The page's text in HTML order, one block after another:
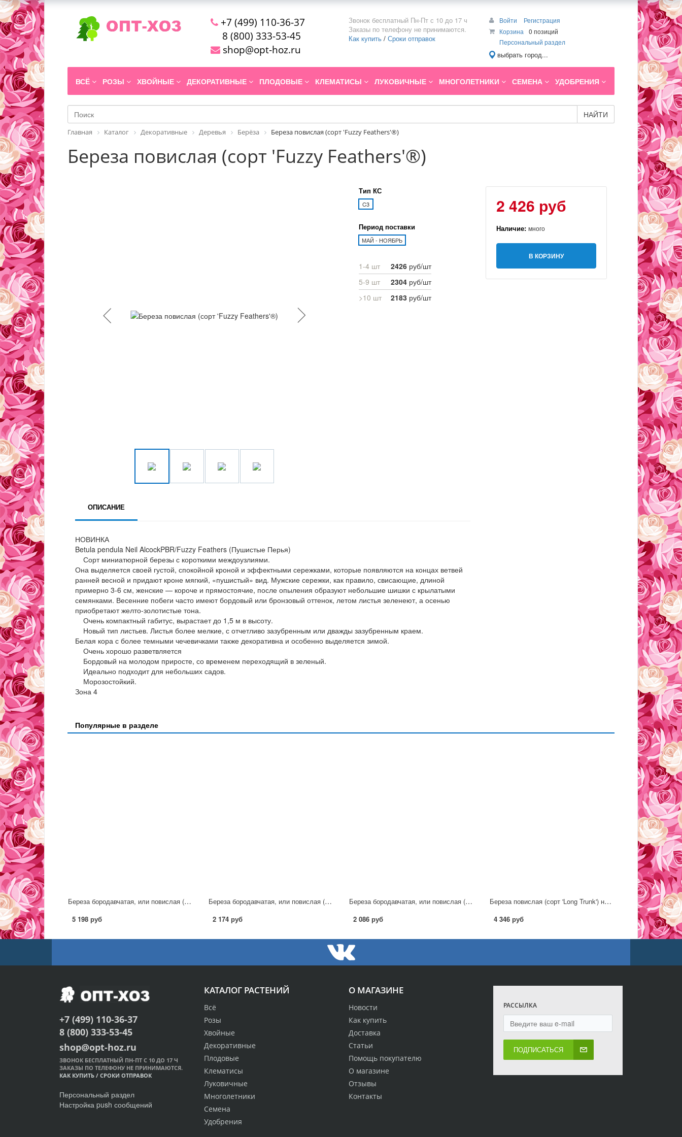
+7 (499) 110-36-37
8 (800) 333-53-45
shop@opt-hoz.ru
Звонок бесплатный Пн-Пт с 10 до 17 ч
Заказы по телефону не принимаются.
Как купить / Сроки отправок
Войти
Регистрация
Корзина
0 позиций
Персональный раздел
выбрать город...
ВСЁ РОЗЫ ХВОЙНЫЕ ДЕКОРАТИВНЫЕ ПЛОДОВЫЕ КЛЕМАТИСЫ ЛУКОВИЧНЫЕ МНОГОЛЕТНИКИ СЕМЕНА УДОБРЕНИЯ
НАЙТИ
Главная Каталог Декоративные Деревья Берёза Береза повислая (сорт 'Fuzzy Feathers'®)
Береза повислая (сорт 'Fuzzy Feathers'®)
Тип КС
C3
Период поставки
МАЙ - НОЯБРЬ
1-4 шт 2426 руб/шт
5-9 шт
2304 руб/шт
>10 шт
2183 руб/шт
2 426 руб
Наличие: много
В КОРЗИНУ
ОПИСАНИЕ
НОВИНКА
Betula pendula Neil AlcockPBR/Fuzzy Feathers (Пушистые Перья)
Сорт миниатюрной березы с короткими междоузлиями.
Она выделяется своей густой, спокойной кроной и эффектными сережками, которые появляются на концах ветвей
ранней весной и придают кроне мягкий, «пушистый» вид. Мужские сережки, как правило, свисающие, длиной
примерно 3-6 см, женские — короче и прямостоячие, после опыления образуют небольшие шишки с крылатыми
семянками. Весенние побеги часто имеют бордовый или бронзовый оттенок, летом листья зеленеют, а осенью
приобретают желто-золотистые тона.
Очень компактный габитус, вырастает до 1,5 м в высоту.
Новый тип листьев. Листья более мелкие, с отчетливо зазубренным или дважды зазубренным краем.
Белая кора с более темными чечевичками также декоративна и особенно выделяется зимой.
Очень хорошо разветвляется
Бордовый на молодом приросте, со временем переходящий в зеленый.
Идеально подходит для небольших садов.
Морозостойкий.
Зона 4
Популярные в разделе
Береза бородавчатая, или повислая (сорт 'Royal Frost') С7,5
5 198 руб
Береза бородавчатая, или повислая (сорт 'Laciniata')
2 174 руб
Береза бородавчатая, или повислая (сорт 'Youngii')
2 086 руб
Береза повислая (сорт 'Long Trunk') на штамбе 150-180
4 346 руб
О МАГАЗИНЕ
Новости
Как купить
Доставка
Статьи
Помощь покупателю
О магазине
Отзывы
Контакты
КАТАЛОГ РАСТЕНИЙ
Всё
Розы
Хвойные
Декоративные
Плодовые
Клематисы
Луковичные
Многолетники
Семена
Удобрения
РАССЫЛКА
ПОДПИСАТЬСЯ
+7 (499) 110-36-37
8 (800) 333-53-45
shop@opt-hoz.ru
ЗВОНОК БЕСПЛАТНЫЙ ПН-ПТ С 10 ДО 17 Ч
ЗАКАЗЫ ПО ТЕЛЕФОНУ НЕ ПРИНИМАЮТСЯ.
КАК КУПИТЬ / СРОКИ ОТПРАВОК
Персональный раздел
Настройка push сообщений